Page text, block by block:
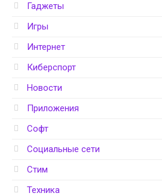
Гаджеты
Игры
Интернет
Киберспорт
Новости
Приложения
Софт
Социальные сети
Стим
Техника